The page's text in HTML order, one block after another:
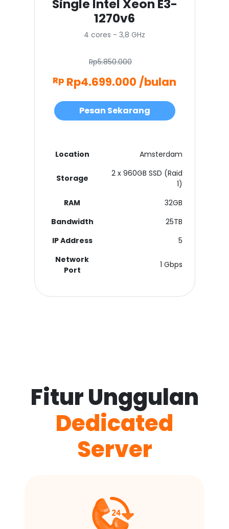
Single Intel Xeon E3-
1270v6
4 cores - 3,8 GHz
Rp5.850.000
Rp Rp4.699.000 /bulan
Pesan Sekarang
Location Amsterdam
Storage
2 x 960GB SSD (Raid
1)
RAM
32GB
Bandwidth
25TB
IP Address
5
Network
Port
1 Gbps
Fitur Unggulan
Dedicated
Server